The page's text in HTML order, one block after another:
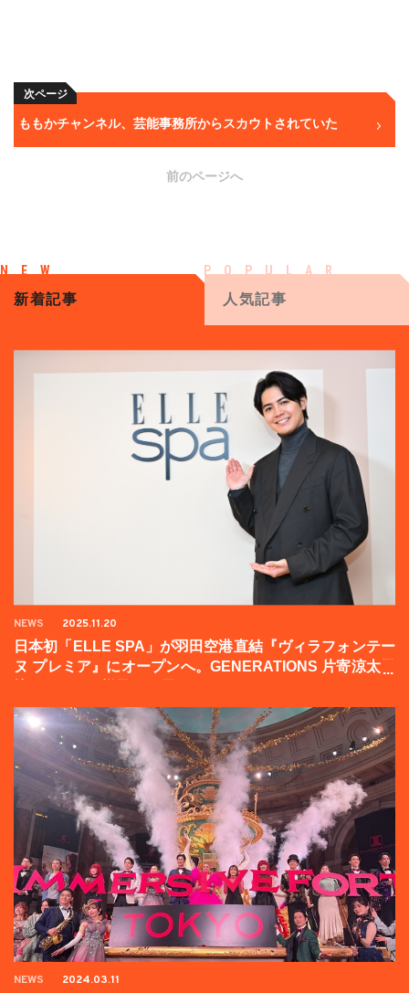
次ページ
ももかチャンネル、芸能事務所からスカウトされていた
前のページへ
新着記事 人気記事
NEWS 2025.11.20
日本初「ELLE SPA」が羽田空港直結『ヴィラフォンテー
ヌ プレミア』にオープンへ。GENERATIONS 片寄涼太登
NEWS 2024.03.11